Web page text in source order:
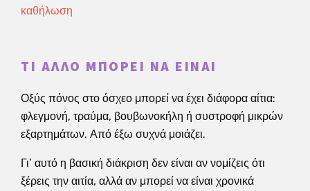
καθήλωση
ΤΙ ΆΛΛΟ ΜΠΟΡΕΊ ΝΑ ΕΊΝΑΙ
Οξύς πόνος στο όσχεο μπορεί να έχει διάφορα αίτια:
φλεγμονή, τραύμα, βουβωνοκήλη ή συστροφή μικρών
εξαρτημάτων. Από έξω συχνά μοιάζει.
Γι’ αυτό η βασική διάκριση δεν είναι αν νομίζεις ότι
ξέρεις την αιτία, αλλά αν μπορεί να είναι χρονικά